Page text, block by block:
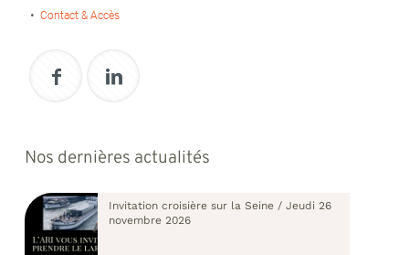
Contact & Accès
Nos dernières actualités
Invitation croisière sur la Seine / Jeudi 26
novembre 2026